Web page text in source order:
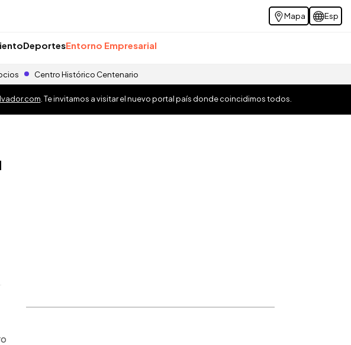
Mapa Esp
DeportesEntorno Empresarial
Centro Histórico Centenario
. Te invitamos a visitar el nuevo portal país donde coincidimos todos.